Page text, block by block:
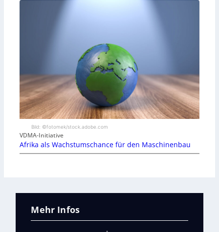
Bild: ©fotomek/stock.adobe.com
VDMA-Initiative
Afrika als Wachstumschance für den Maschinenbau
Mehr Infos